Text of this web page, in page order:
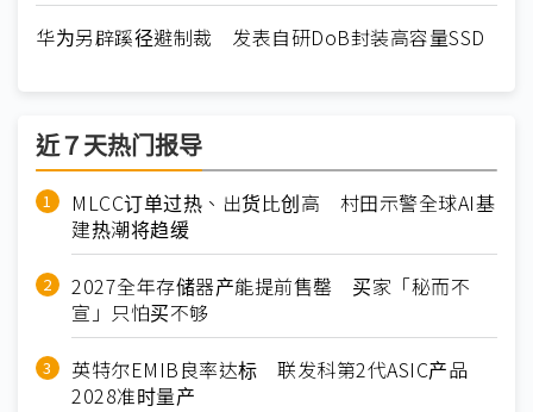
华为另辟蹊径避制裁 发表自研DoB封装高容量SSD
近７天热门报导
MLCC订单过热、出货比创高 村田示警全球AI基
建热潮将趋缓
2027全年存储器产能提前售罄 买家「秘而不
宣」只怕买不够
英特尔EMIB良率达标 联发科第2代ASIC产品
2028准时量产